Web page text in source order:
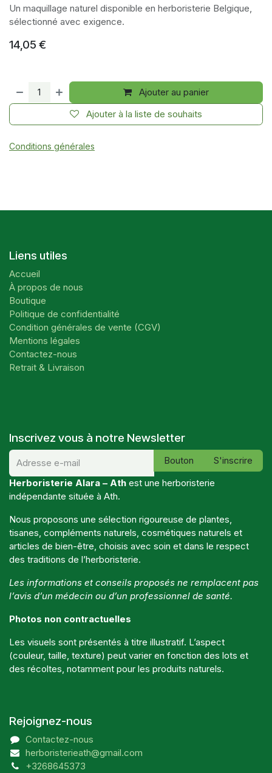
Un maquillage naturel disponible en herboristerie Belgique,
sélectionné avec exigence.
14,05 €
Ajouter au panier
Ajouter à la liste de souhaits
Conditions générales
Liens utiles
Accueil
À propos de nous
Boutique
Politique de confidentialité
Condition générales de vente (CGV)
Mentions légales
Contactez-nous
Retrait & Livraison
Inscrivez vous à notre Newsletter
Bouton
S'inscrire
Herboristerie Alara – Ath est une herboristerie
indépendante située à Ath.
Nous proposons une sélection rigoureuse de plantes,
tisanes, compléments naturels, cosmétiques naturels et
articles de bien-être, choisis avec soin et dans le respect
des traditions de l’herboristerie.
Les informations et conseils proposés ne remplacent pas
l’avis d’un médecin ou d’un professionnel de santé.
Photos non contractuelles
Les visuels sont présentés à titre illustratif. L’aspect
(couleur, taille, texture) peut varier en fonction des lots et
des récoltes, notamment pour les produits naturels.
Rejoignez-nous
Contactez-nous
herboristerieath@gmail.com
+3268645373